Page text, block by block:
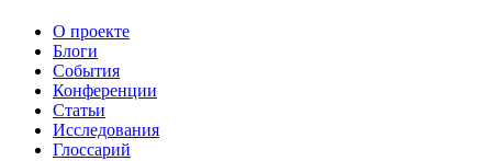
О проекте
Блоги
События
Конференции
Статьи
Исследования
Глоссарий